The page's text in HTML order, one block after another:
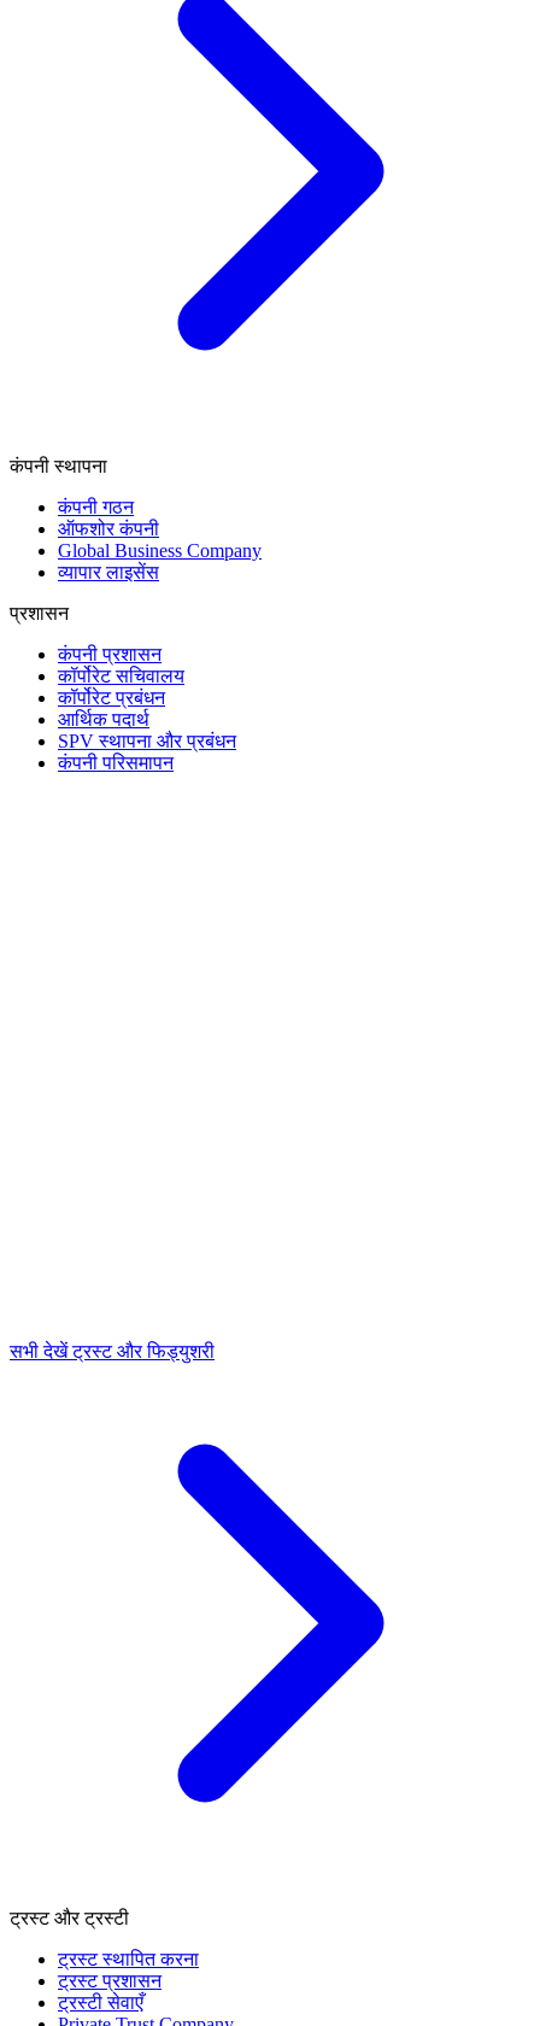
कंपनी स्थापना
कंपनी गठन
ऑफशोर कंपनी
Global Business Company
व्यापार लाइसेंस
प्रशासन
कंपनी प्रशासन
कॉर्पोरेट सचिवालय
कॉर्पोरेट प्रबंधन
आर्थिक पदार्थ
SPV स्थापना और प्रबंधन
कंपनी परिसमापन
सभी देखें ट्रस्ट और फिड्युशरी
ट्रस्ट और ट्रस्टी
ट्रस्ट स्थापित करना
ट्रस्ट प्रशासन
ट्रस्टी सेवाएँ